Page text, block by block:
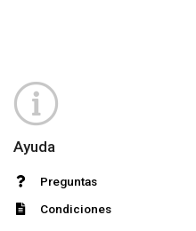
Ayuda
Preguntas
Condiciones